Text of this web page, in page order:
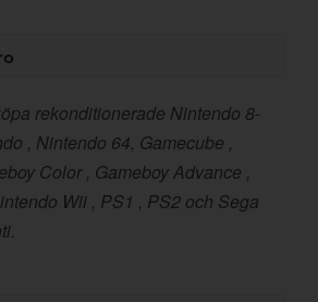
rekonditionerade Nintendo 8-
, Nintendo 64, Gamecube ,
Color , Gameboy Advance ,
Wii , PS1 , PS2 och Sega